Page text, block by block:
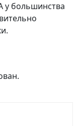
у большинства